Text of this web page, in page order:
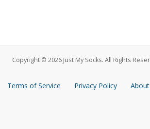
Copyright © 2026 Just My Socks. All Rights
Terms of Service Privacy Policy